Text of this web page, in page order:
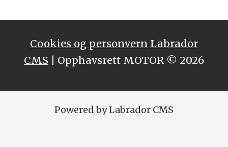
Cookies og personvern Labrador
CMS | Opphavsrett MOTOR © 2026
Powered by Labrador CMS